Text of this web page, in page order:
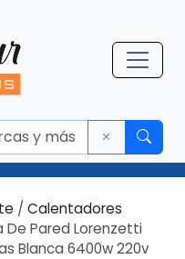
/ Calentadores
De Pared Lorenzetti
Blanca 6400w 220v